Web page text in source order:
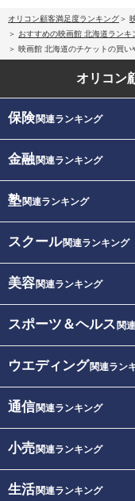
オリコン顧客満足度ランキング
おすすめの映画館 北海道ランキ
映画館 北海道のチケットの買
オリコン
保険関連ランキング
金融関連ランキング
塾関連ランキング
スクール関連ランキング
美容関連ランキング
スポーツ＆ヘルス 関
ウエディング関連ラン
通信関連ランキング
小売関連ランキング
生活関連ランキング